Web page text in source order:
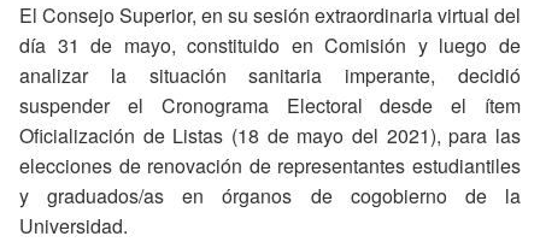
El Consejo Superior, en su sesión extraordinaria virtual del
día 31 de mayo, constituido en Comisión y luego de
analizar la situación sanitaria imperante, decidió
suspender el Cronograma Electoral desde el ítem
Oficialización de Listas (18 de mayo del 2021), para las
elecciones de renovación de representantes estudiantiles
y graduados/as en órganos de cogobierno de la
Universidad.